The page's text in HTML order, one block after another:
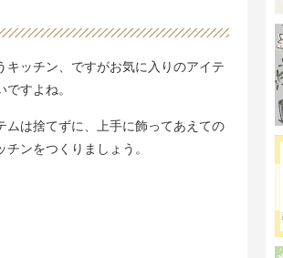
キッチン、ですがお気に入りのアイテ
ですよね。
ムは捨てずに、上手に飾ってあえての
チンをつくりましょう。